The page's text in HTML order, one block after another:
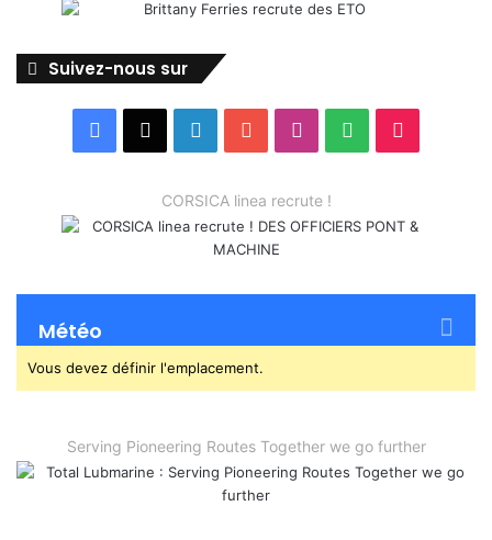
Suivez-nous sur
Facebook LinkedinYouTubeInstagram
Spotify
CORSICA linea recrute !
Météo
Vous devez définir l'emplacement.
Serving Pioneering Routes Together we go further